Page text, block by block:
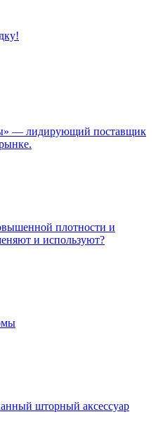
— лидирующий поставщик
плотности и
и используют?
шторный аксессуар